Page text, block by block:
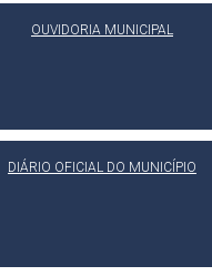
OUVIDORIA MUNICIPAL
DIÁRIO OFICIAL DO MUNICÍPIO